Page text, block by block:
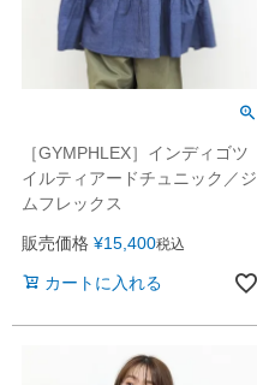
［GYMPHLEX］インディゴツ
イルティアードチュニック／ジ
ムフレックス
販売価格 ¥15,400税込
カートに入れる